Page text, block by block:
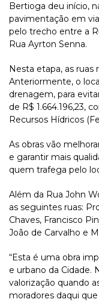
Bertioga deu início,
pavimentação em
pelo trecho entre a
Rua Ayrton Senna.
Nesta etapa, as ruas
Anteriormente, o
drenagem, para
de R$ 1.664.196,23,
Recursos Hídricos
As obras vão
e garantir mais
quem trafega pelo
Além da Rua John
as seguintes ruas:
Chaves, Francisco
João de Carvalho e
“Esta é uma obra
e urbano da Cidade.
valorização quando
moradores daqui